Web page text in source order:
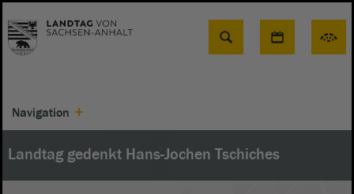
Suche
Navigation
Landtag gedenkt Hans-Jochen Tschiches